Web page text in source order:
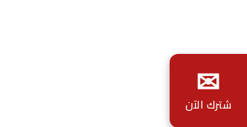
✉
شترك الآن